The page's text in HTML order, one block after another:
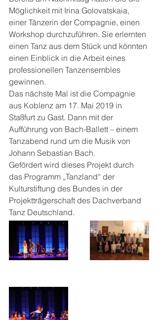
Möglichkeit mit Irina Golovatskaia,
einer Tänzerin der Compagnie, einen
Workshop durchzuführen. Sie erlernten
einen Tanz aus dem Stück und könnten
einen Einblick in die Arbeit eines
professionellen Tanzensembles
gewinnen.
Das nächste Mal ist die Compagnie
aus Koblenz am 17. Mai 2019 in
Staßfurt zu Gast. Dann mit der
Aufführung von Bach-Ballett – einem
Tanzabend rund um die Musik von
Johann Sebastian Bach.
Gefördert wird dieses Projekt durch
das Programm „Tanzland“ der
Kulturstiftung des Bundes in der
Projektträgerschaft des Dachverband
Tanz Deutschland.